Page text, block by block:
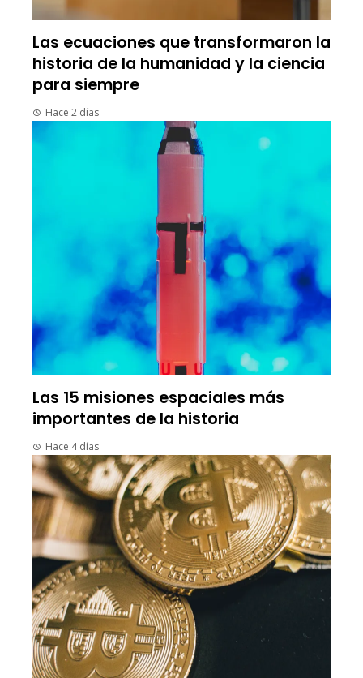
Las ecuaciones que transformaron la
historia de la humanidad y la ciencia
para siempre
Hace 2 días
Las 15 misiones espaciales más
importantes de la historia
Hace 4 días